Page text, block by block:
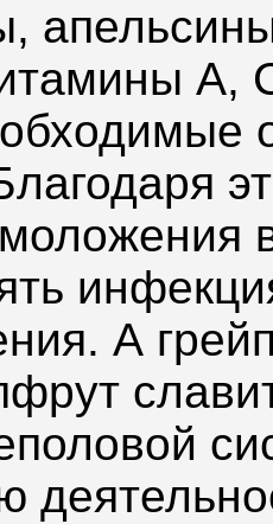
А,
А